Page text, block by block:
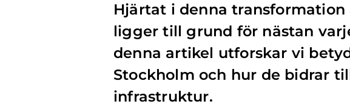
Hjärtat i denna
ligger till grund för nästan
denna artikel utforskar vi
Stockholm och hur de bidrar
infrastruktur.